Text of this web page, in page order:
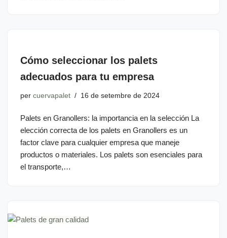
Cómo seleccionar los palets
adecuados para tu empresa
per cuervapalet 16 de setembre de 2024
Palets en Granollers: la importancia en la selección La
elección correcta de los palets en Granollers es un
factor clave para cualquier empresa que maneje
productos o materiales. Los palets son esenciales para
el transporte,…